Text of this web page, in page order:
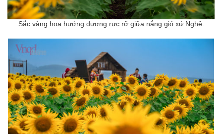
Sắc vàng hoa hướng dương rực rỡ giữa nắng gió xứ Nghệ.